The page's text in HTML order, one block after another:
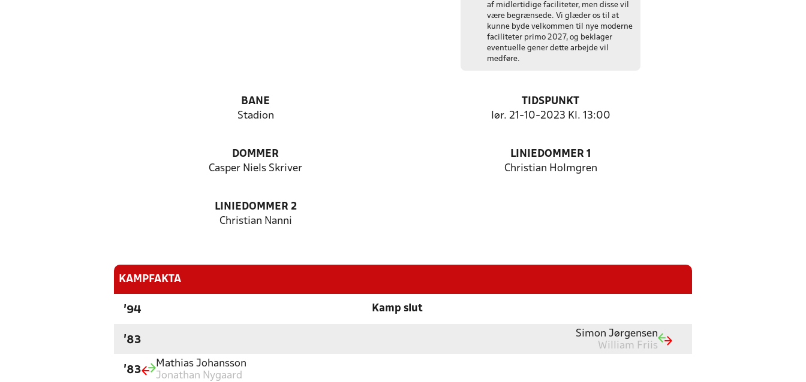
af midlertidige faciliteter, men disse vil
være begrænsede. Vi glæder os til at
kunne byde velkommen til nye moderne
faciliteter primo 2027, og beklager
eventuelle gener dette arbejde vil
medføre.
BANE
Stadion
TIDSPUNKT
lør. 21-10-2023 Kl. 13:00
DOMMER
Casper Niels Skriver
LINIEDOMMER 1
Christian Holmgren
LINIEDOMMER 2
Christian Nanni
KAMPFAKTA
'94 Kamp slut
'83
Simon Jørgensen
William Friis
'83
Mathias Johansson
Jonathan Nygaard